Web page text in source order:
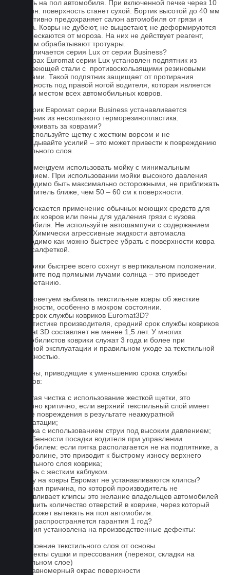
попасть на пол автомобиля. При включенной печке через 10
- 15 мин. поверхность станет сухой. Бортик высотой до 40 мм
эффективно предохраняет салон автомобиля от грязи и
мусора. Ковры не дубеют, не выцветают, не деформируются
и не трескаются от мороза. На них не действует реагент,
которым обрабатывают тротуары.
Чем отличается серия Lux от серии Business?
На коврах Euromat серии Lux установлен подпятник из
нержавеющей стали с противоскользящими резиновыми
вставками. Такой подпятник защищает от протирания
поверхность под правой ногой водителя, которая является
слабым местом всех автомобильных ковров.
На коврик Евромат серии Business устанавливается
подпятник из нескользкого терморезинопластика.
Как ухаживать за коврами?
1.Не используйте щетку с жестким ворсом и не
прикладывайте усилий – это может привести к повреждению
текстильного слоя.
2. Рекомендуем использовать мойку с минимальным
давлением. При использовании мойки высокого давления
необходимо быть максимально осторожными, не приближать
распылитель ближе, чем 50 – 60 см к поверхности.
3. Допускается применение обычных моющих средств для
бытовых ковров или пены для удаления грязи с кузова
автомобиля. Не используйте автошампуни с содержанием
воска! Химически агрессивные жидкости автомасла
необходимо как можно быстрее убрать с поверхности ковра
сухой салфеткой.
4. Коврики быстрее всего сохнут в вертикальном положении.
Не сушите под прямыми лучами солнца – это приведет
к выцветанию.
5. Не советуем выбивать текстильные ковры об жесткие
поверхности, особенно в мокром состоянии.
Какой срок службы ковриков Euromat3D?
По статистике производителя, средний срок службы ковриков
Euromat 3D составляет не менее 1,5 лет. У многих
автомобилистов коврики служат 3 года и более при
бережной эксплуатации и правильном уходе за текстильной
поверхностью.
Причины, приводящие к уменьшению срока службы
ковриков:
1. Частая чистка с использование жесткой щетки, это
особенно критично, если верхний текстильный слой имеет
мелкие повреждения в результате неаккуратной
эксплуатации;
2. Мойка с использованием струи под высоким давлением;
3. Особенности посадки водителя при управлении
автомобилем: если пятка располагается не на подпятнике, а
на ковролине, это приводит к быстрому износу верхнего
текстильного слоя коврика;
4. Обувь с жестким каблуком.
Почему на ковры Евромат не устанавливаются клипсы?
Основная причина, по которой производитель не
устанавливает клипсы это желание владельцев автомобилей
уменьшить количество отверстий в коврике, через который
влага может вытекать на пол автомобиля.
На что распространяется гарантия 1 год?
Гарантия установлена на производственные дефекты:
1. Отслоение текстильного слоя от основы
2. Дефекты сушки и прессования (пережог, складки на
текстильном слое)
3. Неравномерный окрас поверхности